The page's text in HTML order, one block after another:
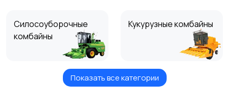
Силосоуборочные
комбайны
Кукурузные комбайны
Зерноуборочные
Свеклоуборочные
Показать все категории